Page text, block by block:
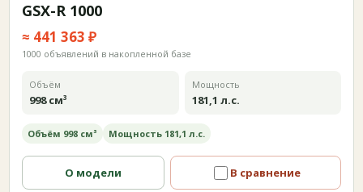
GSX-R 1000
≈ 441 363 ₽
1000 объявлений в накопленной базе
Объём
998 см³
Мощность
181,1 л.с.
Объём 998 см³ Мощность 181,1 л.с.
О модели В сравнение